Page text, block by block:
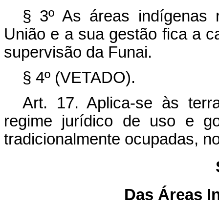
§ 3º As áreas indígenas
União e a sua gestão fica a
supervisão da Funai.
§ 4º (VETADO).
Art. 17. Aplica-se às
regime jurídico de uso e
tradicionalmente ocupadas,
Das Áreas